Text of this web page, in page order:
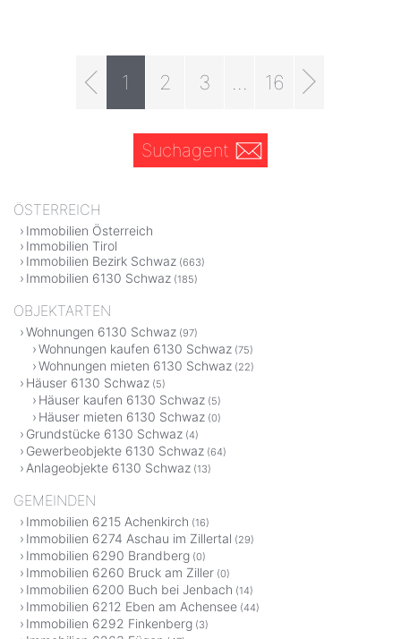
1 2 3 16
Suchagent
ÖSTERREICH
Immobilien Österreich
Immobilien Tirol
Immobilien Bezirk Schwaz (663)
Immobilien 6130 Schwaz (185)
OBJEKTARTEN
Wohnungen 6130 Schwaz (97)
Wohnungen kaufen 6130 Schwaz (75)
Wohnungen mieten 6130 Schwaz (22)
Häuser 6130 Schwaz (5)
Häuser kaufen 6130 Schwaz (5)
Häuser mieten 6130 Schwaz (0)
Grundstücke 6130 Schwaz (4)
Gewerbeobjekte 6130 Schwaz (64)
Anlageobjekte 6130 Schwaz (13)
GEMEINDEN
Immobilien 6215 Achenkirch (16)
Immobilien 6274 Aschau im Zillertal (29)
Immobilien 6290 Brandberg (0)
Immobilien 6260 Bruck am Ziller (0)
Immobilien 6200 Buch bei Jenbach (14)
Immobilien 6212 Eben am Achensee (44)
Immobilien 6292 Finkenberg (3)